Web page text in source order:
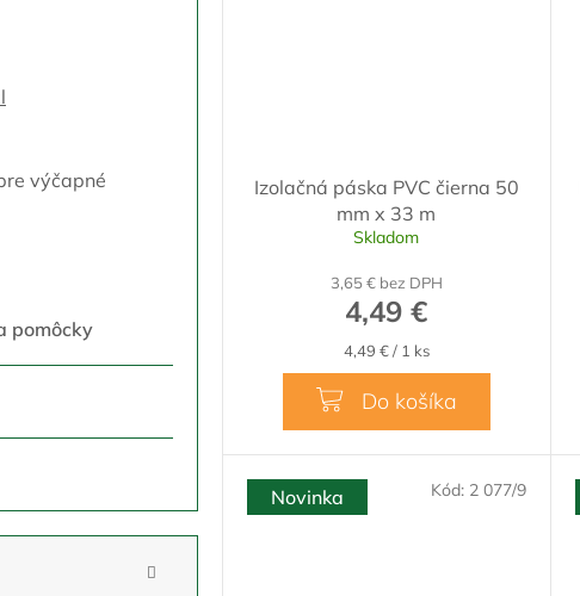
výčapné
pomôcky
Izolačná páska PVC čierna 50
mm x 33 m
Skladom
3,65 € bez DPH
4,49 €
Jednotková
cena:
4,49 € / 1 ks
Do košíka
Novinka Kód: 2 077/9